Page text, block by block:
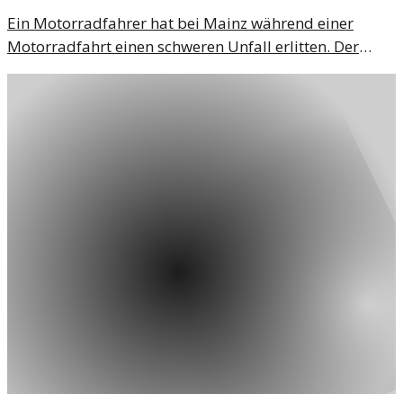
Ein Motorradfahrer hat bei Mainz während einer
Motorradfahrt einen schweren Unfall erlitten. Der
Vorfall wirft Fragen zur Verkehrssicherheit auf.